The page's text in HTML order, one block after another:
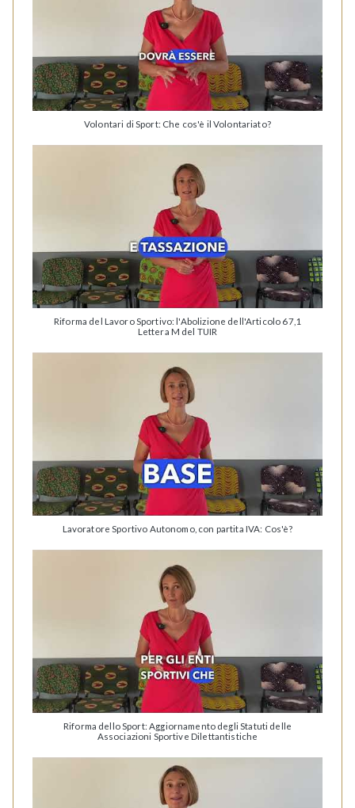
Volontari di Sport: Che cos'è il Volontariato?
Riforma del Lavoro Sportivo: l'Abolizione dell'Articolo 67,1
Lettera M del TUIR
Lavoratore Sportivo Autonomo, con partita IVA: Cos'è?
Riforma dello Sport: Aggiornamento degli Statuti delle
Associazioni Sportive Dilettantistiche